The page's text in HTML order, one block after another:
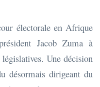
électorale en Afrique
Jacob Zuma à
Une décision
désormais dirigeant du